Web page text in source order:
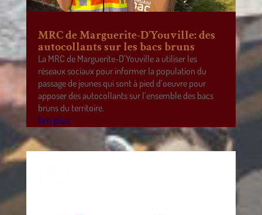
MRC de Marguerite-D’Youville: des
autocollants sur les bacs bruns
La MRC de Marguerite-D’Youville a utiliser les
réseaux sociaux pour informer la population du
passage de jeunes qui sont à pied d’oeuvre pour
apposer des autocollants sur l’ensemble des bacs
bruns du territoire.
lire plus